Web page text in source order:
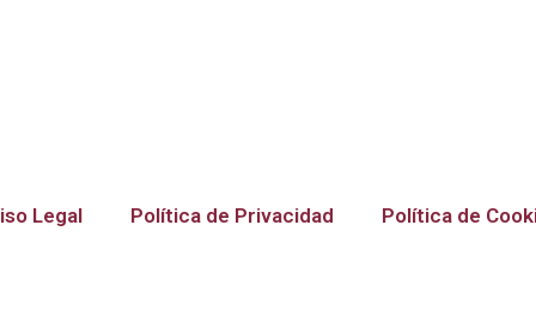
Legal Política de Privacidad Política de